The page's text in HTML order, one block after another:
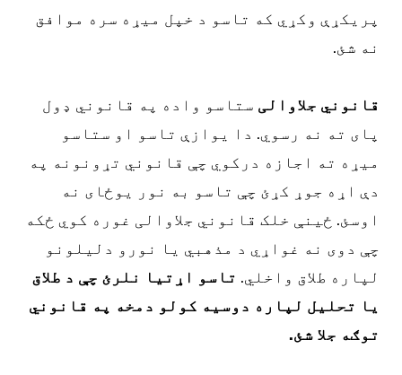
پریکړې وکړي که تاسو د خپل میړه سره موافق
نه شئ.
قانوني جلاوالی ستاسو واده په قانوني ډول
پای ته نه رسوي. دا یوازې تاسو او ستاسو
میړه ته اجازه درکوي چې قانوني تړونونه په
دې اړه جوړ کړئ چې تاسو به نور یوځای نه
اوسئ. ځینې خلک قانوني جلاوالی غوره کوي ځکه
چې دوی نه غواړي د مذهبي یا نورو دلیلونو
لپاره طلاق واخلي.تاسو اړتیا نلرئ چې د طلاق
یا تحلیل لپاره دوسیه کولو دمخه په قانوني
توګه جلا شئ.